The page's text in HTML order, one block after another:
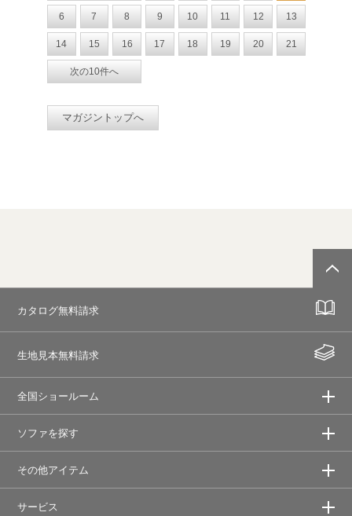
6 7 8 9 10 11 12 13
14 15 16 17 18 19 20 21
次の10件へ
マガジントップへ
カタログ無料請求
生地見本無料請求
全国ショールーム
ソファを探す
その他アイテム
サービス